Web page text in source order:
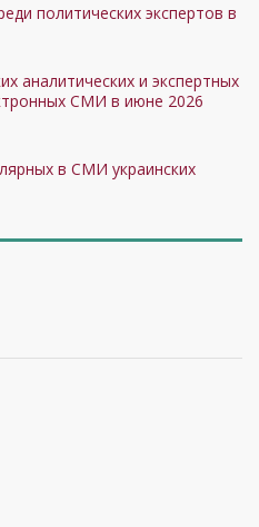
политических экспертов в
аналитических и экспертных
СМИ в июне 2026
в СМИ украинских